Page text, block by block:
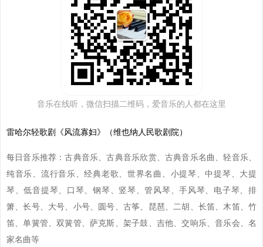
音乐在线听，微信扫描二维码，爱音乐的人都在这里
雷哈尔轻歌剧《风流寡妇》（维也纳人民歌剧院）
每日音乐推荐：古典音乐、古典音乐欣赏、古典音乐名曲、轻音乐、
纯音乐、流行音乐、经典老歌、世界名曲、小提琴、中提琴、大提
琴、低音提琴、口琴、钢琴、竖琴、管风琴、手风琴、电子琴、排
箫、长号、大号、小号、圆号、古筝、琵琶、二胡、长笛、木笛、竹
笛、单簧管、双簧管、萨克斯、架子鼓、吉他、交响乐、音乐会、名
家名曲等